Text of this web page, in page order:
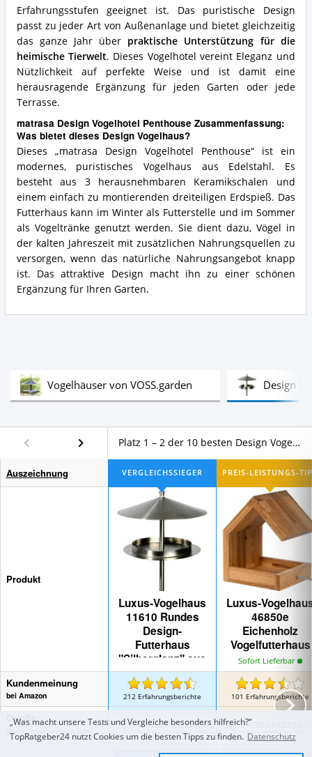
Vogelhäuser von VOSS.gardenTest Design
Platz 1 – 2 der 10 besten Design Vogelhäuschen im Vergleich
Auszeichnung
Produkt
Luxus-Vogelhaus
11610 Rundes
Design-
Futterhaus
"Silberglanz" aus
Edelstahl
Luxus-
46850e
Eichenholz
Vogelfutterhaus
Sofort Lieferbar
Kundenmeinung
bei Amazon 212 Erfahrungsberichte 101 Erfahrungsberichte
Details
Bilder, Preisvergleich uvm.
PRODUKTDETAILS
Erfahrungsstufen geeignet ist. Das puristische Design
passt zu jeder Art von Außenanlage und bietet gleichzeitig
das ganze Jahr über praktische Unterstützung für die
heimische Tierwelt. Dieses Vogelhotel vereint Eleganz und
Nützlichkeit auf perfekte Weise und ist damit eine
herausragende Ergänzung für jeden Garten oder jede
Terrasse.
matrasa Design Vogelhotel Penthouse Zusammenfassung:
Was bietet dieses Design Vogelhaus?
Dieses „matrasa Design Vogelhotel Penthouse“ ist ein
modernes, puristisches Vogelhaus aus Edelstahl. Es
besteht aus 3 herausnehmbaren Keramikschalen und
einem einfach zu montierenden dreiteiligen Erdspieß. Das
Futterhaus kann im Winter als Futterstelle und im Sommer
als Vogeltränke genutzt werden. Sie dient dazu, Vögel in
der kalten Jahreszeit mit zusätzlichen Nahrungsquellen zu
versorgen, wenn das natürliche Nahrungsangebot knapp
ist. Das attraktive Design macht ihn zu einer schönen
Ergänzung für Ihren Garten.
„Was macht unsere Tests und Vergleiche besonders hilfreich?“
TopRatgeber24 nutzt Cookies um die besten Tipps zu finden. Datenschutz